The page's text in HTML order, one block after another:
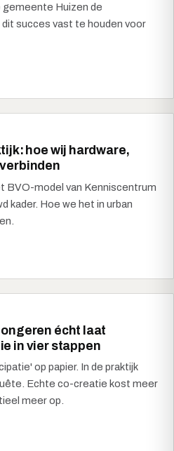
gemeente Huizen de
succes vast te houden voor
hoe wij hardware,
BVO-model van Kenniscentrum
kader. Hoe we het in urban
écht laat
in vier stappen
op papier. In de praktijk
Echte co-creatie kost meer
meer op.